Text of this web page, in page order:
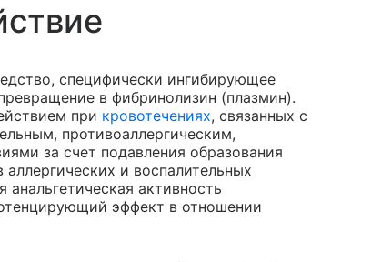
специфически ингибирующее
в фибринолизин (плазмин).
при кровотечениях, связанных с
противоаллергическим,
за счет подавления образования
и воспалительных
активность
эффект в отношении